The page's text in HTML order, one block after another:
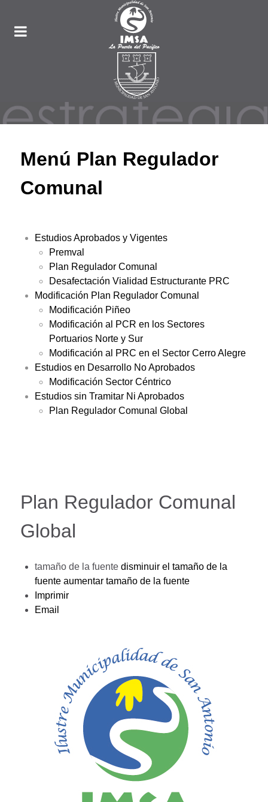
Menú Plan Regulador
Comunal
Estudios Aprobados y Vigentes
Premval
Plan Regulador Comunal
Desafectación Vialidad Estructurante PRC
Modificación Plan Regulador Comunal
Modificación Piñeo
Modificación al PCR en los Sectores
Portuarios Norte y Sur
Modificación al PRC en el Sector Cerro Alegre
Estudios en Desarrollo No Aprobados
Modificación Sector Céntrico
Estudios sin Tramitar Ni Aprobados
Plan Regulador Comunal Global
Plan Regulador Comunal
Global
tamaño de la fuente disminuir el tamaño de la
fuente aumentar tamaño de la fuente
Imprimir
Email